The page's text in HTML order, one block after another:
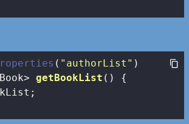
( "authorList"
getBookList ()
{